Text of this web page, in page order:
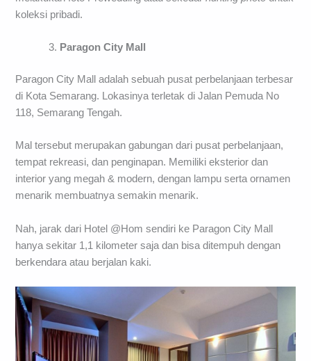
koleksi pribadi.
Paragon City Mall
Paragon City Mall adalah sebuah pusat perbelanjaan terbesar
di Kota Semarang. Lokasinya terletak di Jalan Pemuda No
118, Semarang Tengah.
Mal tersebut merupakan gabungan dari pusat perbelanjaan,
tempat rekreasi, dan penginapan. Memiliki eksterior dan
interior yang megah & modern, dengan lampu serta ornamen
menarik membuatnya semakin menarik.
Nah, jarak dari Hotel @Hom sendiri ke Paragon City Mall
hanya sekitar 1,1 kilometer saja dan bisa ditempuh dengan
berkendara atau berjalan kaki.